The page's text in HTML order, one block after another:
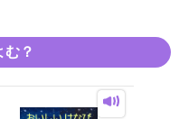
む？